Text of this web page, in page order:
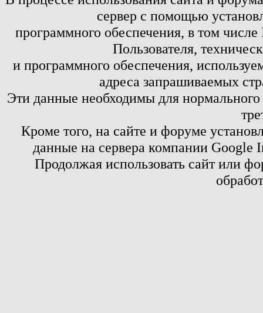
сервер с помощью
программного обеспечения, в том
Пользователя,
и программного обеспечения,
адреса запрашиваемых
Эти данные необходимы для
Кроме того, на сайте и форуме
данные на сервера компании
Продолжая использовать сайт или